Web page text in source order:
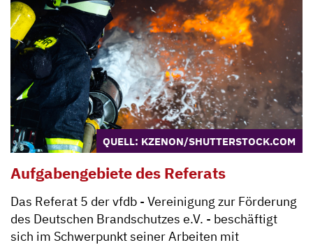
QUELL: KZENON/SHUTTERSTOCK.COM
Aufgabengebiete des Referats
Das Referat 5 der vfdb - Vereinigung zur Förderung
des Deutschen Brandschutzes e.V. - beschäftigt
sich im Schwerpunkt seiner Arbeiten mit